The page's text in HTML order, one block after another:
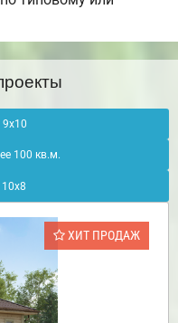
100 кв.м.
ХИТ ПРОДАЖ